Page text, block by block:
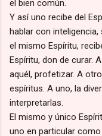
el bien común.
Y así uno recibe del
hablar con
el mismo Espíritu,
Espíritu, don de curar.
aquél, profetizar. A
espíritus. A uno, la
interpretarlas.
El mismo y único
uno en particular como